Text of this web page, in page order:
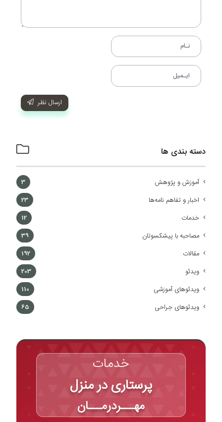
ارسال نظر
دسته بندی ها
آموزش و پژوهش 3
اخبار و تفاهم نامه‌ها 23
خدمات 12
مصاحبه با پیشکسوتان 39
مقالات 192
ویدئو 203
ویدئوهای آموزشی 110
ویدئوهای جراحی 65
خدمات
پرستاری در منزل
مهـــردرمـــان